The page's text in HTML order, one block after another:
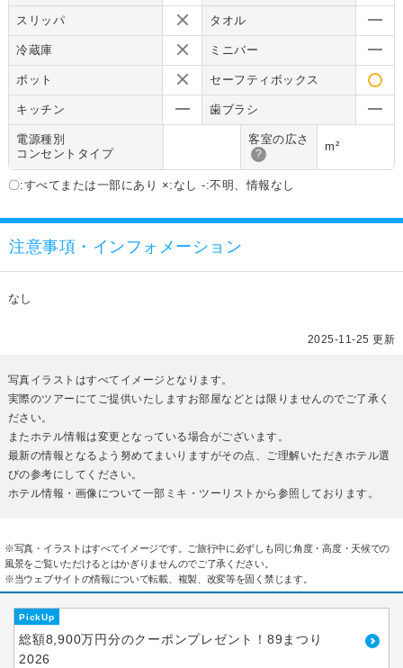
スリッパ タオル
冷蔵庫 ミニバー
ポット セーフティボックス
キッチン 歯ブラシ
電源種別
コンセントタイプ
客室の広さ
?
m²
〇:すべてまたは一部にあり ×:なし -:不明、情報なし
注意事項・インフォメーション
なし
2025-11-25 更新
写真イラストはすべてイメージとなります。
実際のツアーにてご提供いたしますお部屋などとは限りませんのでご了承く
ださい。
またホテル情報は変更となっている場合がございます。
最新の情報となるよう努めてまいりますがその点、ご理解いただきホテル選
びの参考にしてください。
ホテル情報・画像について一部ミキ・ツーリストから参照しております。
※写真・イラストはすべてイメージです。ご旅行中に必ずしも同じ角度・高度・天候での
風景をご覧いただけるとはかぎりませんのでご了承ください。
※当ウェブサイトの情報について転載、複製、改変等を固く禁じます。
PickUp
総額8,900万円分のクーポンプレゼント！89まつり
2026